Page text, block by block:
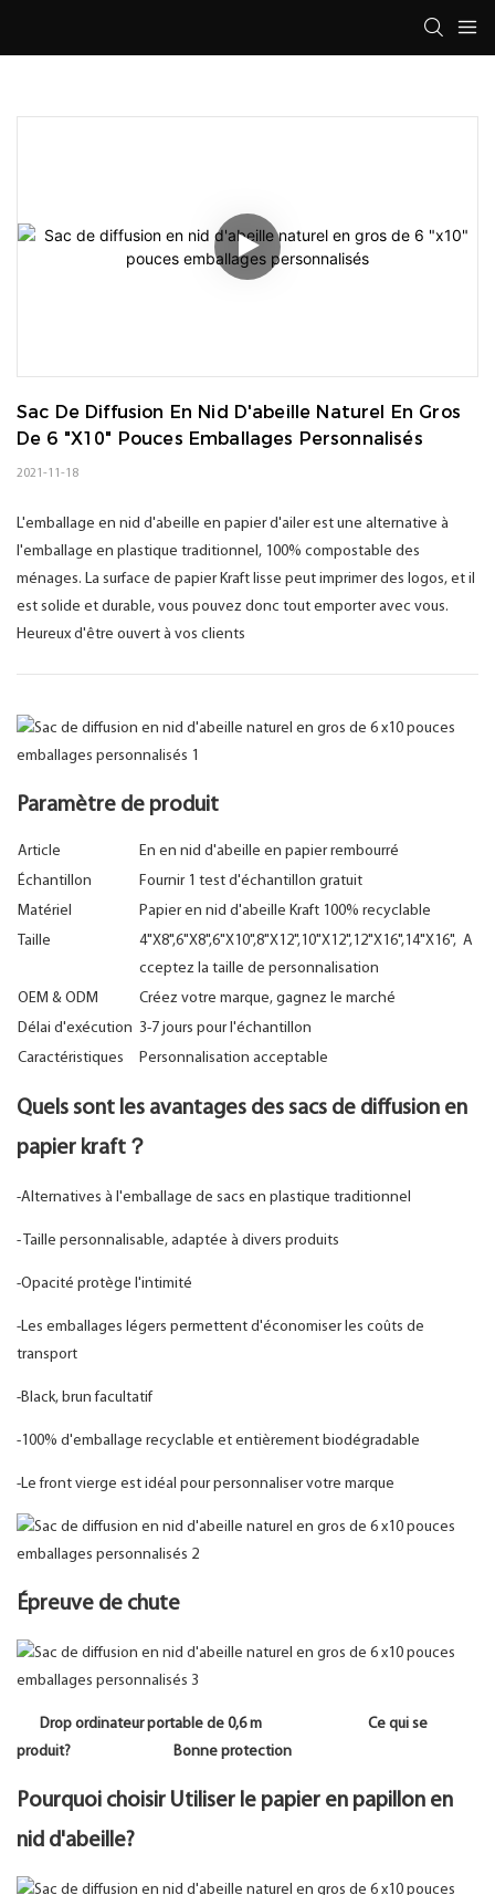
Sac De Diffusion En Nid D'abeille Naturel En Gros
De 6 "x10" Pouces Emballages Personnalisés
2021-11-18
L'emballage en nid d'abeille en papier d'ailer est une alternative à
l'emballage en plastique traditionnel, 100% compostable des
ménages. La surface de papier Kraft lisse peut imprimer des logos, et il
est solide et durable, vous pouvez donc tout emporter avec vous.
Heureux d'être ouvert à vos clients
Paramètre de produit
Article
En en nid d'abeille en papier rembourré
Échantillon
Fournir 1 test d'échantillon gratuit
Matériel
Papier en nid d'abeille Kraft 100% recyclable
Taille
4"X8",6"X8",6"X10",8"X12",10"X12",12"X16",14"X16", A
cceptez la taille de personnalisation
OEM & ODM
Créez votre marque, gagnez le marché
Délai d'exécution 3-7 jours pour l'échantillon
Caractéristiques
Personnalisation acceptable
Quels sont les avantages des sacs de diffusion en
papier kraft？
-Alternatives à l'emballage de sacs en plastique traditionnel
- Taille personnalisable, adaptée à divers produits
-Opacité protège l'intimité
-Les emballages légers permettent d'économiser les coûts de
transport
-Black, brun facultatif
-100% d'emballage recyclable et entièrement biodégradable
-Le front vierge est idéal pour personnaliser votre marque
Épreuve de chute
Drop ordinateur portable de 0,6 m
Ce qui se
produit?
Bonne protection
Pourquoi choisir Utiliser le papier en papillon en
nid d'abeille?